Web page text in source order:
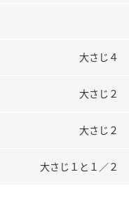
製造所固有記号一覧
大さじ４
大さじ２
大さじ２
大さじ１と１／２